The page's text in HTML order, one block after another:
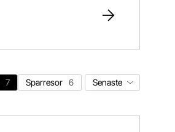
7 Sparresor 6 Sortera nyheter